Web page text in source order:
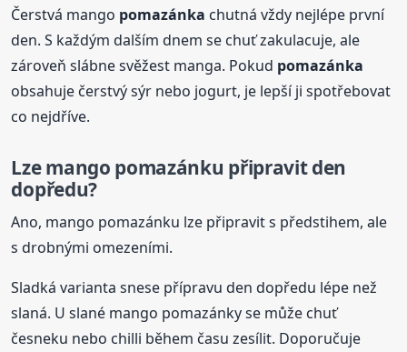
Čerstvá mango pomazánka chutná vždy nejlépe první
den. S každým dalším dnem se chuť zakulacuje, ale
zároveň slábne svěžest manga. Pokud pomazánka
obsahuje čerstvý sýr nebo jogurt, je lepší ji spotřebovat
co nejdříve.
Lze mango pomazánku připravit den
dopředu?
Ano, mango pomazánku lze připravit s předstihem, ale
s drobnými omezeními.
Sladká varianta snese přípravu den dopředu lépe než
slaná. U slané mango pomazánky se může chuť
česneku nebo chilli během času zesílit. Doporučuje